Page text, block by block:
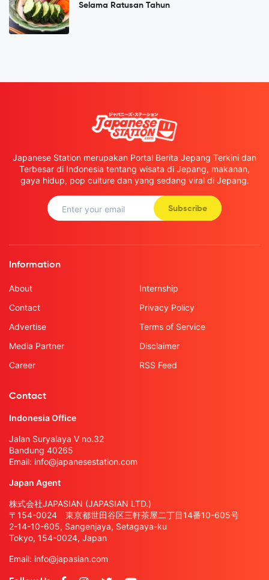
Selama Ratusan Tahun
Japanese Station merupakan Portal Berita Jepang Terkini dan
Terbesar di Indonesia tentang wisata di Jepang, makanan,
gaya hidup, pop culture dan yang sedang viral di Jepang.
Subscribe
Information
About
Contact
Advertise
Media Partner
Career
Internship
Privacy Policy
Terms of Service
Disclaimer
RSS Feed
Contact
Indonesia Office
Jalan Suryalaya V no.32
Bandung 40265
Email: info@japanesestation.com
Japan Agent
株式会社JAPASIAN (JAPASIAN LTD.)
〒154-0024 東京都世田谷区三軒茶屋二丁目14番10-605号
2-14-10-605, Sangenjaya, Setagaya-ku
Tokyo, 154-0024, Japan
Email: info@japasian.com